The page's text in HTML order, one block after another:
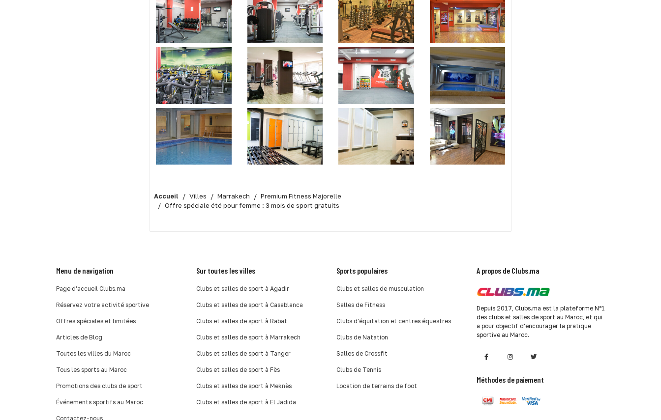
Accueil Villes Marrakech
Premium Fitness Majorelle
Offre spéciale été pour femme : 3 mois de sport gratuits
Menu de navigation
Page d'accueil Clubs.ma
Réservez votre activité sportive
Offres spéciales et limitées
Articles de Blog
Toutes les villes du Maroc
Tous les sports au Maroc
Promotions des clubs de sport
Événements sportifs au Maroc
Contactez-nous
Sur toutes les villes
Clubs et salles de sport à Agadir
Clubs et salles de sport à Casablanca
Clubs et salles de sport à Rabat
Clubs et salles de sport à Marrakech
Clubs et salles de sport à Tanger
Clubs et salles de sport à Fès
Clubs et salles de sport à Meknès
Clubs et salles de sport à El Jadida
Sports populaires
Clubs et salles de musculation
Salles de Fitness
Clubs d'équitation et centres équestres
Clubs de Natation
Salles de Crossfit
Clubs de Tennis
Location de terrains de foot
A propos de Clubs.ma
Depuis 2017, Clubs.ma est la plateforme N°1
des clubs et salles de sport au Maroc, et qui
a pour objectif d'encourager la pratique
sportive au Maroc.
Méthodes de paiement